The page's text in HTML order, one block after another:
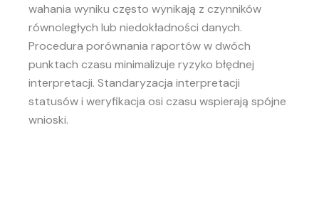
wahania wyniku często wynikają z czynników
równoległych lub niedokładności danych.
Procedura porównania raportów w dwóch
punktach czasu minimalizuje ryzyko błędnej
interpretacji. Standaryzacja interpretacji
statusów i weryfikacja osi czasu wspierają spójne
wnioski.